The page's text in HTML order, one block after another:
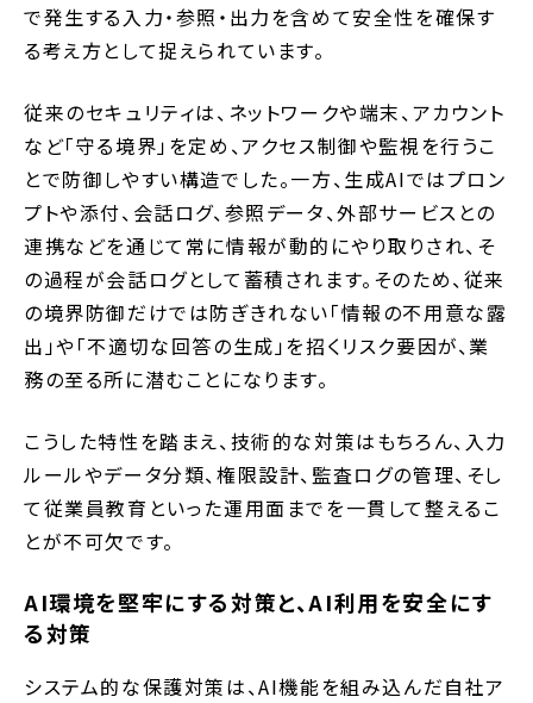
で発生する入力・参照・出力を含めて安全性を確保す
る考え方として捉えられています。
従来のセキュリティは、ネットワークや端末、アカウント
など「守る境界」を定め、アクセス制御や監視を行うこ
とで防御しやすい構造でした。一方、生成AIではプロン
プトや添付、会話ログ、参照データ、外部サービスとの
連携などを通じて常に情報が動的にやり取りされ、そ
の過程が会話ログとして蓄積されます。そのため、従来
の境界防御だけでは防ぎきれない「情報の不用意な露
出」や「不適切な回答の生成」を招くリスク要因が、業
務の至る所に潜むことになります。
こうした特性を踏まえ、技術的な対策はもちろん、入力
ルールやデータ分類、権限設計、監査ログの管理、そし
て従業員教育といった運用面までを一貫して整えるこ
とが不可欠です。
AI環境を堅牢にする対策と、AI利用を安全にす
る対策
システム的な保護対策は、AI機能を組み込んだ自社ア